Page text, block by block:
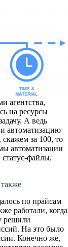
агентства,
на ресурсы
А ведь
автоматизацию
скажем за 100, то
автоматизации
файлы,
по прайсам
работали, когда
решили
На это было
Конечно же,